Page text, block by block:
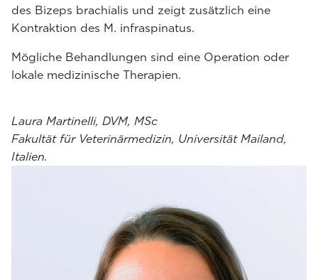
des Bizeps brachialis und zeigt zusätzlich eine
Kontraktion des M. infraspinatus.
Mögliche Behandlungen sind eine Operation oder
lokale medizinische Therapien.
Laura Martinelli, DVM, MSc
Fakultät für Veterinärmedizin, Universität Mailand,
Italien.